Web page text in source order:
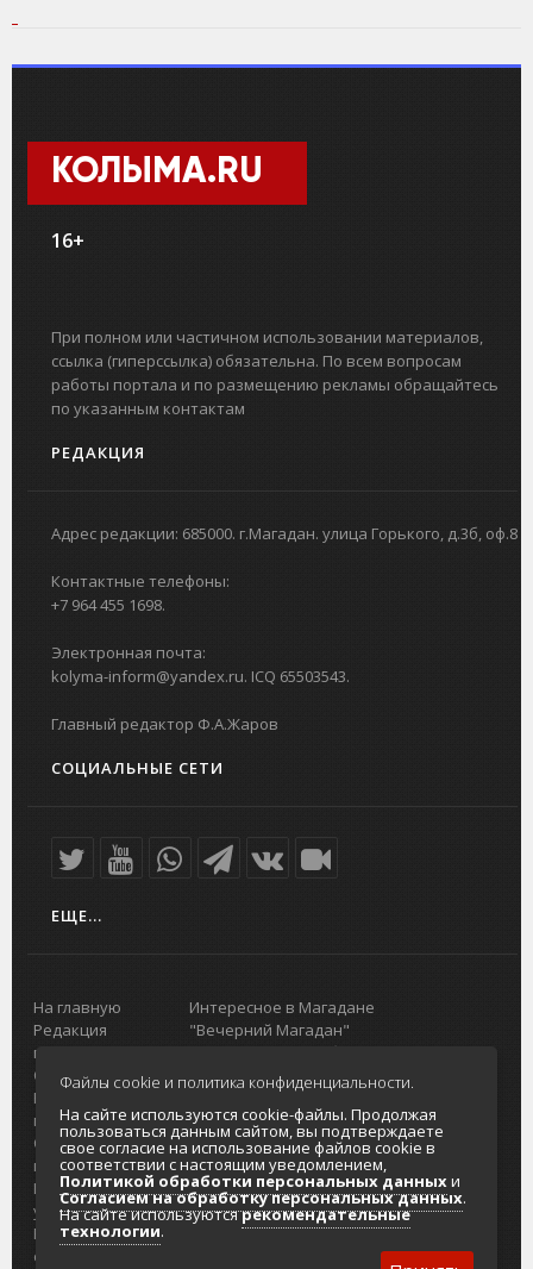
КОЛЫМА.RU
16+
При полном или частичном использовании материалов,
ссылка (гиперссылка) обязательна. По всем вопросам
работы портала и по размещению рекламы обращайтесь
по указанным контактам
РЕДАКЦИЯ
Адрес редакции: 685000. г.Магадан. улица Горького, д.3б, оф.8
Контактные телефоны:
+7 964 455 1698.
Электронная почта:
kolyma-inform@yandex.ru. ICQ 65503543.
Главный редактор Ф.А.Жаров
СОЦИАЛЬНЫЕ СЕТИ
ЕЩЕ...
На главную
Редакция
портала
О проекте
Реклама на
портале
Отзывы и
предложения
Интернет-
услуги
Разработка
сайтов
Интересное в Магадане
"Вечерний Магадан"
Городская доска объявлений
Главный туристический портал
Колымы
Политика в отношении обработки
персональных данных
Согласие на обработку персональных
данных
Файлы cookie и политика конфиденциальности.
На сайте используются cookie-файлы. Продолжая
пользоваться данным сайтом, вы подтверждаете
свое согласие на использование файлов cookie в
соответствии с настоящим уведомлением,
Политикой обработки персональных данныхи
Согласием на обработку персональных данных.
На сайте используютсярекомендательные
технологии.